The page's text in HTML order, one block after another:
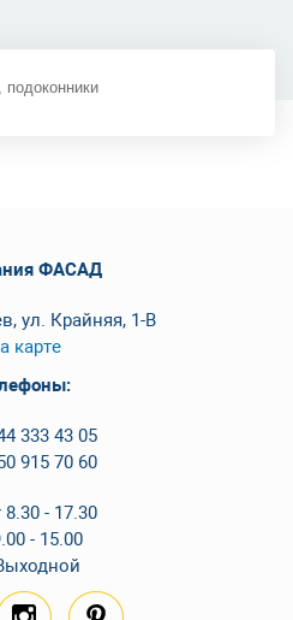
подоконники
ФАСАД
ул. Крайняя, 1-В
карте
333 43 05
915 70 60
- 17.30
- 15.00